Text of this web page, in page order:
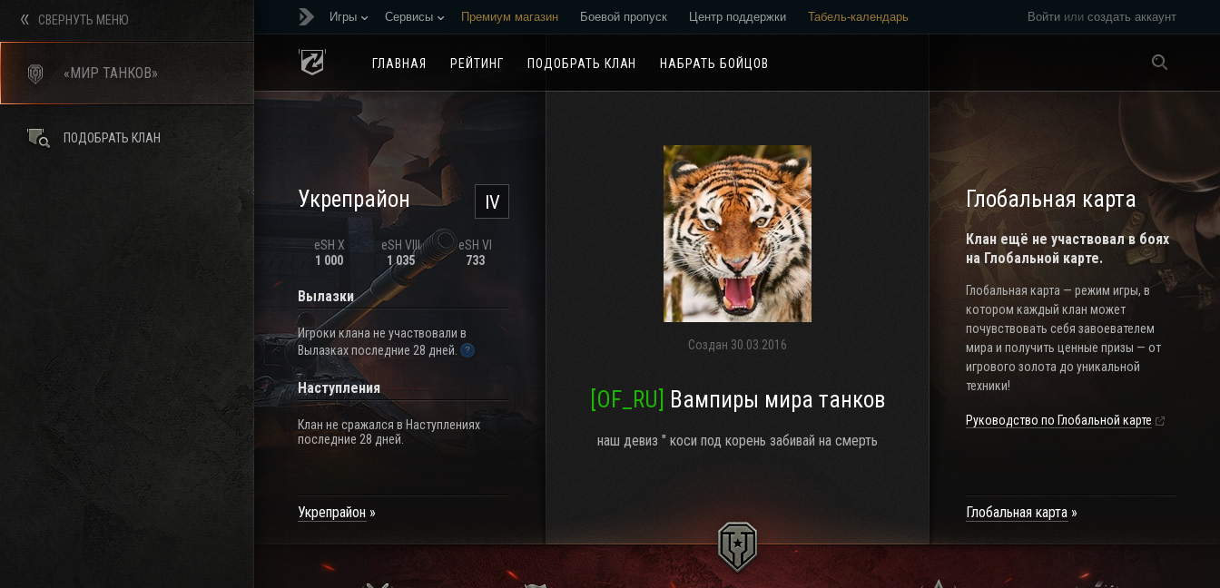
Войти или создать аккаунт
Игры Сервисы Премиум магазин Боевой пропуск Центр поддержки Табель-календарь
ГЛАВНАЯ РЕЙТИНГ ПОДОБРАТЬ КЛАН НАБРАТЬ БОЙЦОВ
IV
Укрепрайон
eSH X
1 000
eSH VIII
1 035
eSH VI
733
Вылазки
Игроки клана не участвовали в
Вылазках последние 28 дней.
Наступления
Клан не сражался в Наступлениях
последние 28 дней.
Укрепрайон
Создан 30.03.2016
[OF_RU] Вампиры мира танков
наш девиз " коси под корень забивай на смерть
Глобальная карта
Клан ещё не участвовал в боях
на Глобальной карте.
Глобальная карта — режим игры, в
котором каждый клан может
почувствовать себя завоевателем
мира и получить ценные призы — от
игрового золота до уникальной
техники!
Руководство по Глобальной карте
Глобальная карта
СВЕРНУТЬ МЕНЮ
«МИР ТАНКОВ»
ПОДОБРАТЬ КЛАН